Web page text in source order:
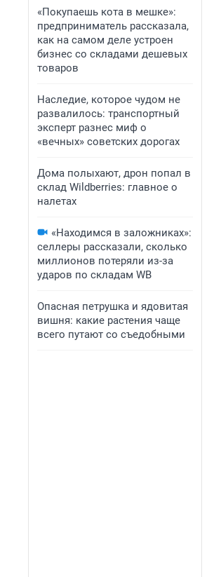
«Покупаешь кота в мешке»:
предприниматель рассказала,
как на самом деле устроен
бизнес со складами дешевых
товаров
Наследие, которое чудом не
развалилось: транспортный
эксперт разнес миф о
«вечных» советских дорогах
Дома полыхают, дрон попал в
склад Wildberries: главное о
налетах
«Находимся в заложниках»:
селлеры рассказали, сколько
миллионов потеряли из-за
ударов по складам WB
Опасная петрушка и ядовитая
вишня: какие растения чаще
всего путают со съедобными